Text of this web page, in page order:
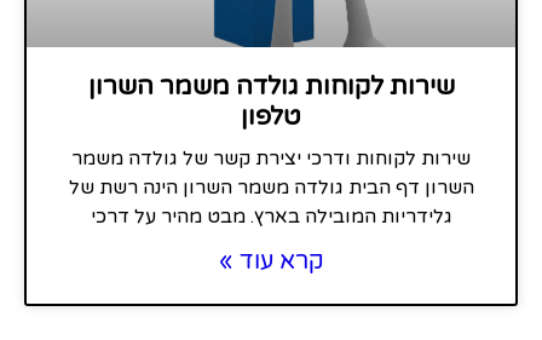
שירות לקוחות גולדה משמר השרון
טלפון
שירות לקוחות ודרכי יצירת קשר של גולדה משמר
השרון דף הבית גולדה משמר השרון הינה רשת של
גלידריות המובילה בארץ. מבט מהיר על דרכי
קרא עוד »